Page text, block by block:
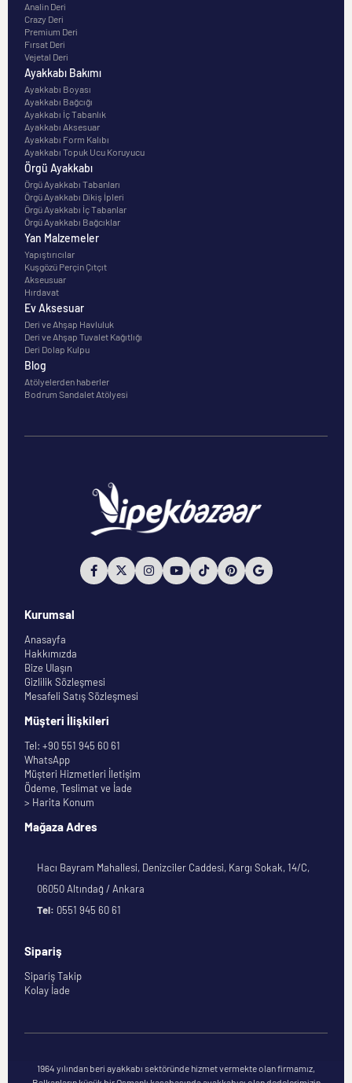
Analin Deri
Crazy Deri
Premium Deri
Fırsat Deri
Vejetal Deri
Ayakkabı Bakımı
Ayakkabı Boyası
Ayakkabı Bağcığı
Ayakkabı İç Tabanlık
Ayakkabı Aksesuar
Ayakkabı Form Kalıbı
Ayakkabı Topuk Ucu Koruyucu
Örgü Ayakkabı
Örgü Ayakkabı Tabanları
Örgü Ayakkabı Dikiş İpleri
Örgü Ayakkabı İç Tabanlar
Örgü Ayakkabı Bağcıklar
Yan Malzemeler
Yapıştırıcılar
Kuşgözü Perçin Çıtçıt
Akseusuar
Hırdavat
Ev Aksesuar
Deri ve Ahşap Havluluk
Deri ve Ahşap Tuvalet Kağıtlığı
Deri Dolap Kulpu
Blog
Atölyelerden haberler
Bodrum Sandalet Atölyesi
Kurumsal
Anasayfa
Hakkımızda
Bize Ulaşın
Gizlilik Sözleşmesi
Mesafeli Satış Sözleşmesi
Müşteri İlişkileri
Tel: +90 551 945 60 61
WhatsApp
Müşteri Hizmetleri İletişim
Ödeme, Teslimat ve İade
> Harita Konum
Mağaza Adres
Hacı Bayram Mahallesi, Denizciler Caddesi, Kargı Sokak, 14/C,
06050 Altındağ / Ankara
Tel: 0551 945 60 61
Sipariş
Sipariş Takip
Kolay İade
1964 yılından beri ayakkabı sektöründe hizmet vermekte olan firmamız,